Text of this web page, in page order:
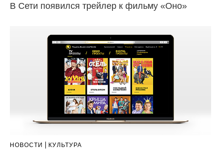
В Сети появился трейлер к фильму «Оно»
НОВОСТИ КУЛЬТУРА